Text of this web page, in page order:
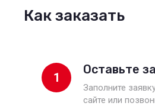
Как заказать
1
Оставьте
Заполните
сайте или